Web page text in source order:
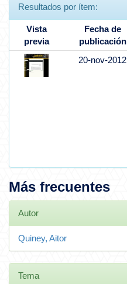
Resultados por ítem:
Vista
previa
Fecha de
publicación
20-nov-2012
Más frecuentes
Autor
Quiney, Aitor
Tema